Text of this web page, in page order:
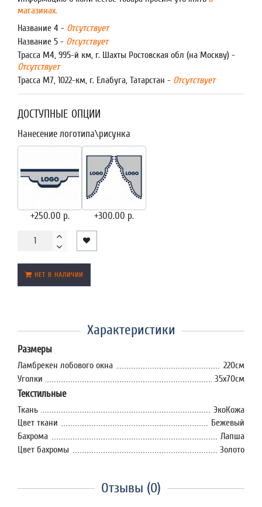
магазинах.
Название 4 - Отсутствует
Название 5 - Отсутствует
Трасса М4, 995-й км, г. Шахты Ростовская обл (на Москву) -
Отсутствует
Трасса М7, 1022-км, г. Елабуга, Татарстан - Отсутствует
ДОСТУПНЫЕ ОПЦИИ
Нанесение логотипа\рисунка
+250.00 р. +300.00 р.
НЕТ В НАЛИЧИИ
Характеристики
Размеры
Ламбрекен лобового окна
220см
Уголки
35x70см
Текстильные
Ткань
ЭкоКожа
Цвет ткани
Бежевый
Бахрома
Лапша
Цвет бахромы
Золото
Отзывы (0)